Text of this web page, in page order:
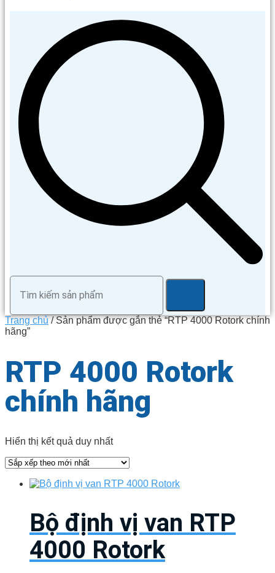
Trang chủ/ Sản phẩm được gắn thẻ “RTP 4000 Rotork chính
hãng”
RTP 4000 Rotork
chính hãng
Hiển thị kết quả duy nhất
Bộ định vị van RTP
4000 Rotork